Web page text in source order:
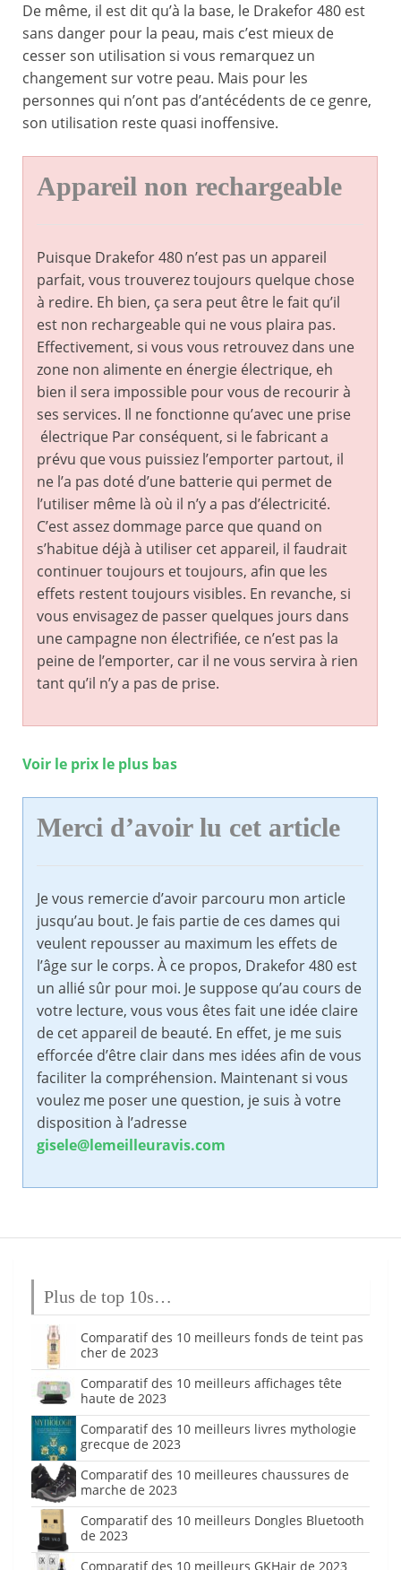
De même, il est dit qu’à la base, le Drakefor 480 est
sans danger pour la peau, mais c’est mieux de
cesser son utilisation si vous remarquez un
changement sur votre peau. Mais pour les
personnes qui n’ont pas d’antécédents de ce genre,
son utilisation reste quasi inoffensive.
Appareil non rechargeable
Puisque Drakefor 480 n’est pas un appareil
parfait, vous trouverez toujours quelque chose
à redire. Eh bien, ça sera peut être le fait qu’il
est non rechargeable qui ne vous plaira pas.
Effectivement, si vous vous retrouvez dans une
zone non alimente en énergie électrique, eh
bien il sera impossible pour vous de recourir à
ses services. Il ne fonctionne qu’avec une prise
électrique Par conséquent, si le fabricant a
prévu que vous puissiez l’emporter partout, il
ne l’a pas doté d’une batterie qui permet de
l’utiliser même là où il n’y a pas d’électricité.
C’est assez dommage parce que quand on
s’habitue déjà à utiliser cet appareil, il faudrait
continuer toujours et toujours, afin que les
effets restent toujours visibles. En revanche, si
vous envisagez de passer quelques jours dans
une campagne non électrifiée, ce n’est pas la
peine de l’emporter, car il ne vous servira à rien
tant qu’il n’y a pas de prise.
Voir le prix le plus bas
Merci d’avoir lu cet article
Je vous remercie d’avoir parcouru mon article
jusqu’au bout. Je fais partie de ces dames qui
veulent repousser au maximum les effets de
l’âge sur le corps. À ce propos, Drakefor 480 est
un allié sûr pour moi. Je suppose qu’au cours de
votre lecture, vous vous êtes fait une idée claire
de cet appareil de beauté. En effet, je me suis
efforcée d’être clair dans mes idées afin de vous
faciliter la compréhension. Maintenant si vous
voulez me poser une question, je suis à votre
disposition à l’adresse
gisele@lemeilleuravis.com
Plus de top 10s…
Comparatif des 10 meilleurs fonds de teint pas
cher de 2023
Comparatif des 10 meilleurs affichages tête
haute de 2023
Comparatif des 10 meilleurs livres mythologie
grecque de 2023
Comparatif des 10 meilleures chaussures de
marche de 2023
Comparatif des 10 meilleurs Dongles Bluetooth
de 2023
Comparatif des 10 meilleurs GKHair de 2023